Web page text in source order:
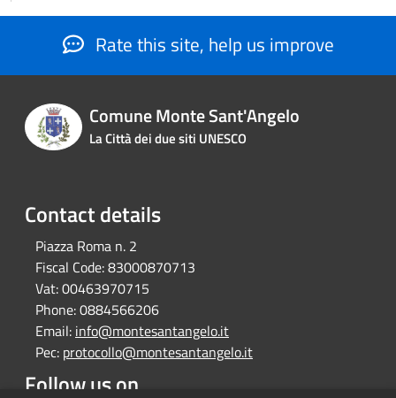
Rate this site, help us improve
Comune Monte Sant'Angelo
La Città dei due siti UNESCO
Contact details
Piazza Roma n. 2
Fiscal Code:83000870713
Vat:00463970715
Phone:0884566206
Email: info@montesantangelo.it
Pec: protocollo@montesantangelo.it
Follow us on